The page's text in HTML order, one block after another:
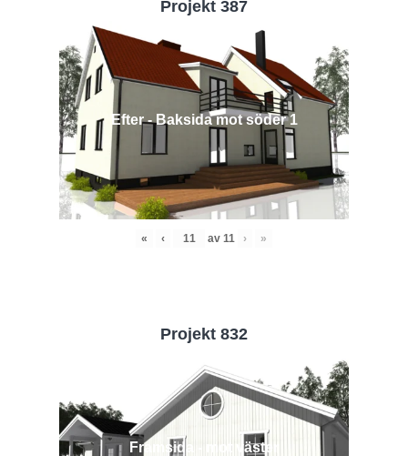
Projekt 387
Efter - Baksida mot söder 1
« ‹ av 11 › »
Projekt 832
Framsida - mot väster